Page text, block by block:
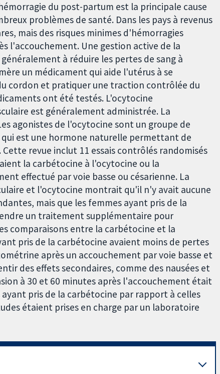
du post-partum est la principale cause
problèmes de santé. Dans les pays à revenus
mais des risques minimes d'hémorragies
l'accouchement. Une gestion active de la
à réduire les pertes de sang à
un médicament qui aide l'utérus à se
cordon et pratiquer une traction contrôlée du
ont été testés. L'ocytocine
est généralement administrée. La
agonistes de l'ocytocine sont un groupe de
est une hormone naturelle permettant de
revue inclut 11 essais contrôlés randomisés
la carbétocine à l'ocytocine ou la
effectué par voie basse ou césarienne. La
et l'ocytocine montrait qu'il n'y avait aucune
mais que les femmes ayant pris de la
un traitement supplémentaire pour
comparaisons entre la carbétocine et la
pris de la carbétocine avaient moins de pertes
après un accouchement par voie basse et
des effets secondaires, comme des nausées et
à 30 et 60 minutes après l'accouchement était
pris de la carbétocine par rapport à celles
étaient prises en charge par un laboratoire